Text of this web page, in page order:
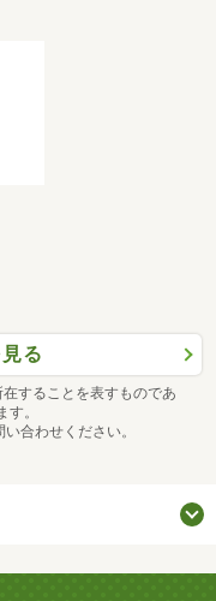
る
することを表すものであ
。
合わせください。